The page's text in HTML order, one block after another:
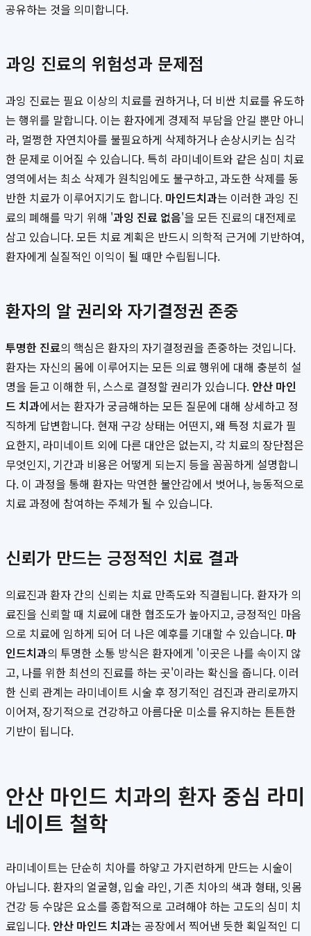
공유하는 것을 의미합니다.
과잉 진료의 위험성과 문제점
과잉 진료는 필요 이상의 치료를 권하거나, 더 비싼 치료를 유도하
는 행위를 말합니다. 이는 환자에게 경제적 부담을 안길 뿐만 아니
라, 멀쩡한 자연치아를 불필요하게 삭제하거나 손상시키는 심각
한 문제로 이어질 수 있습니다. 특히 라미네이트와 같은 심미 치료
영역에서는 최소 삭제가 원칙임에도 불구하고, 과도한 삭제를 동
반한 치료가 이루어지기도 합니다. 마인드치과는 이러한 과잉 진
료의 폐해를 막기 위해 '과잉 진료 없음'을 모든 진료의 대전제로
삼고 있습니다. 모든 치료 계획은 반드시 의학적 근거에 기반하여,
환자에게 실질적인 이익이 될 때만 수립됩니다.
환자의 알 권리와 자기결정권 존중
투명한 진료의 핵심은 환자의 자기결정권을 존중하는 것입니다.
환자는 자신의 몸에 이루어지는 모든 의료 행위에 대해 충분히 설
명을 듣고 이해한 뒤, 스스로 결정할 권리가 있습니다. 안산 마인
드 치과에서는 환자가 궁금해하는 모든 질문에 대해 상세하고 정
직하게 답변합니다. 현재 구강 상태는 어떤지, 왜 특정 치료가 필
요한지, 라미네이트 외에 다른 대안은 없는지, 각 치료의 장단점은
무엇인지, 기간과 비용은 어떻게 되는지 등을 꼼꼼하게 설명합니
다. 이 과정을 통해 환자는 막연한 불안감에서 벗어나, 능동적으로
치료 과정에 참여하는 주체가 될 수 있습니다.
신뢰가 만드는 긍정적인 치료 결과
의료진과 환자 간의 신뢰는 치료 만족도와 직결됩니다. 환자가 의
료진을 신뢰할 때 치료에 대한 협조도가 높아지고, 긍정적인 마음
으로 치료에 임하게 되어 더 나은 예후를 기대할 수 있습니다. 마
인드치과의 투명한 소통 방식은 환자에게 '이곳은 나를 속이지 않
고, 나를 위한 최선의 진료를 하는 곳'이라는 확신을 줍니다. 이러
한 신뢰 관계는 라미네이트 시술 후 정기적인 검진과 관리로까지
이어져, 장기적으로 건강하고 아름다운 미소를 유지하는 튼튼한
기반이 됩니다.
안산 마인드 치과의 환자 중심 라미
네이트 철학
라미네이트는 단순히 치아를 하얗고 가지런하게 만드는 시술이
아닙니다. 환자의 얼굴형, 입술 라인, 기존 치아의 색과 형태, 잇몸
건강 등 수많은 요소를 종합적으로 고려해야 하는 고도의 심미 치
료입니다. 안산 마인드 치과는 공장에서 찍어낸 듯한 획일적인 디